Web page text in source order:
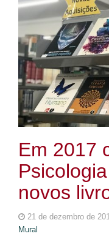
Em 2017
novos
21 de dezembro de
Mural